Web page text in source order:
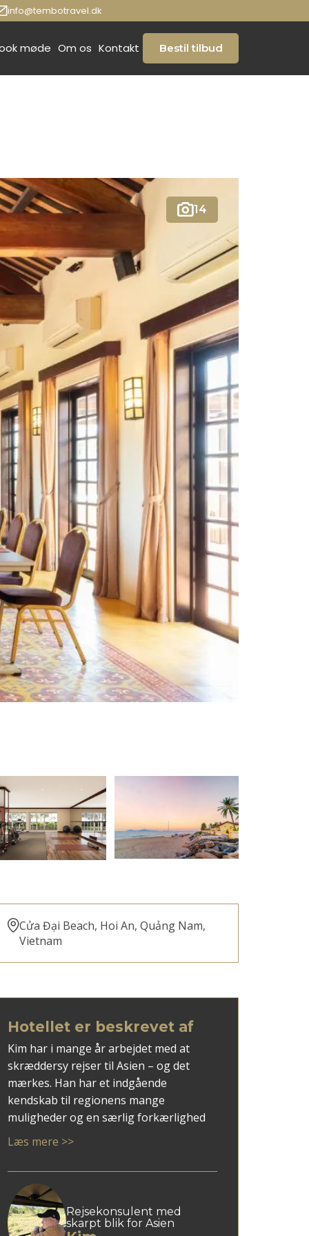
info@tembotravel.dk
møde Om os Kontakt Bestil tilbud
14
Cửa Đại Beach, Hoi An, Quảng Nam,
Vietnam
Hotellet er beskrevet af
Kim har i mange år arbejdet med at
skræddersy rejser til Asien – og det
mærkes. Han har et indgående
kendskab til regionens mange
muligheder og en særlig forkærlighed
for rejsemål som Vietnam, Thailand, Sri
Med Kim som rådgiver får du en
personlig tilgang, hvor dine ønsker
mødes med faglig indsigt og overblik.
Han er god til at spotte, hvad der giver
Læs mere >>
Rejsekonsulent med
skarpt blik for Asien